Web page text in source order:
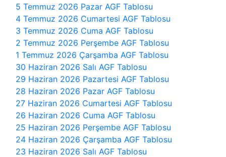
5 Temmuz 2026 Pazar AGF Tablosu
4 Temmuz 2026 Cumartesi AGF Tablosu
3 Temmuz 2026 Cuma AGF Tablosu
2 Temmuz 2026 Perşembe AGF Tablosu
1 Temmuz 2026 Çarşamba AGF Tablosu
30 Haziran 2026 Salı AGF Tablosu
29 Haziran 2026 Pazartesi AGF Tablosu
28 Haziran 2026 Pazar AGF Tablosu
27 Haziran 2026 Cumartesi AGF Tablosu
26 Haziran 2026 Cuma AGF Tablosu
25 Haziran 2026 Perşembe AGF Tablosu
24 Haziran 2026 Çarşamba AGF Tablosu
23 Haziran 2026 Salı AGF Tablosu